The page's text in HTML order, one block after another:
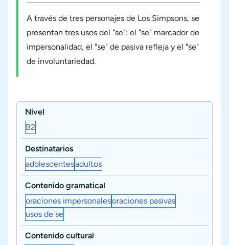
A través de tres personajes de Los Simpsons, se
presentan tres usos del "se": el "se" marcador de
impersonalidad, el "se" de pasiva refleja y el "se"
de involuntariedad.
Nivel
B2
Destinatarios
adolescentesadultos
Contenido gramatical
oraciones impersonalesoraciones pasivas
usos de se
Contenido cultural